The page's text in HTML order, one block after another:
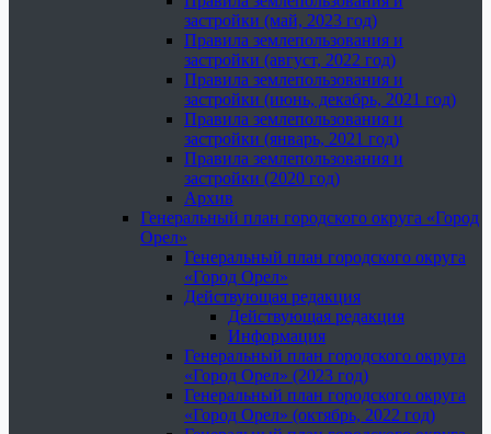
застройки (май, 2023 год)
Правила землепользования и
застройки (август, 2022 год)
Правила землепользования и
застройки (июнь, декабрь, 2021 год)
Правила землепользования и
застройки (январь, 2021 год)
Правила землепользования и
застройки (2020 год)
Архив
Генеральный план городского округа «Город
Орел»
Генеральный план городского округа
«Город Орел»
Действующая редакция
Действующая редакция
Информация
Генеральный план городского округа
«Город Орел» (2023 год)
Генеральный план городского округа
«Город Орел» (октябрь, 2022 год)